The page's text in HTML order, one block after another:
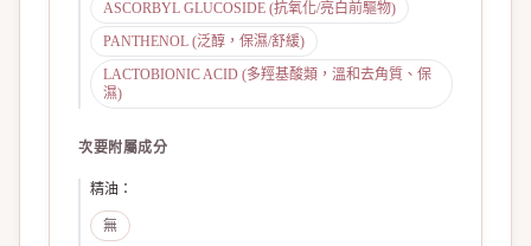
ASCORBYL GLUCOSIDE (抗氧化/亮白前驅物)
PANTHENOL (泛醇，保濕/舒緩)
LACTOBIONIC ACID (多羥基酸類，溫和去角質、保
濕)
次要附屬成分
精油 ：
無